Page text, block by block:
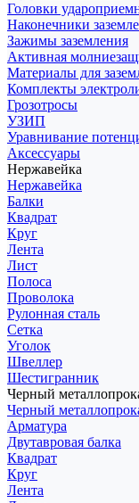
Головки
Наконечники
Зажимы заземления
Активная
Материалы для
Комплекты
Грозотросы
УЗИП
Уравнивание
Аксессуары
Нержавейка
Нержавейка
Балки
Квадрат
Круг
Лента
Лист
Полоса
Проволока
Рулонная сталь
Сетка
Уголок
Швеллер
Шестигранник
Черный
Черный
Арматура
Двутавровая балка
Квадрат
Круг
Лента